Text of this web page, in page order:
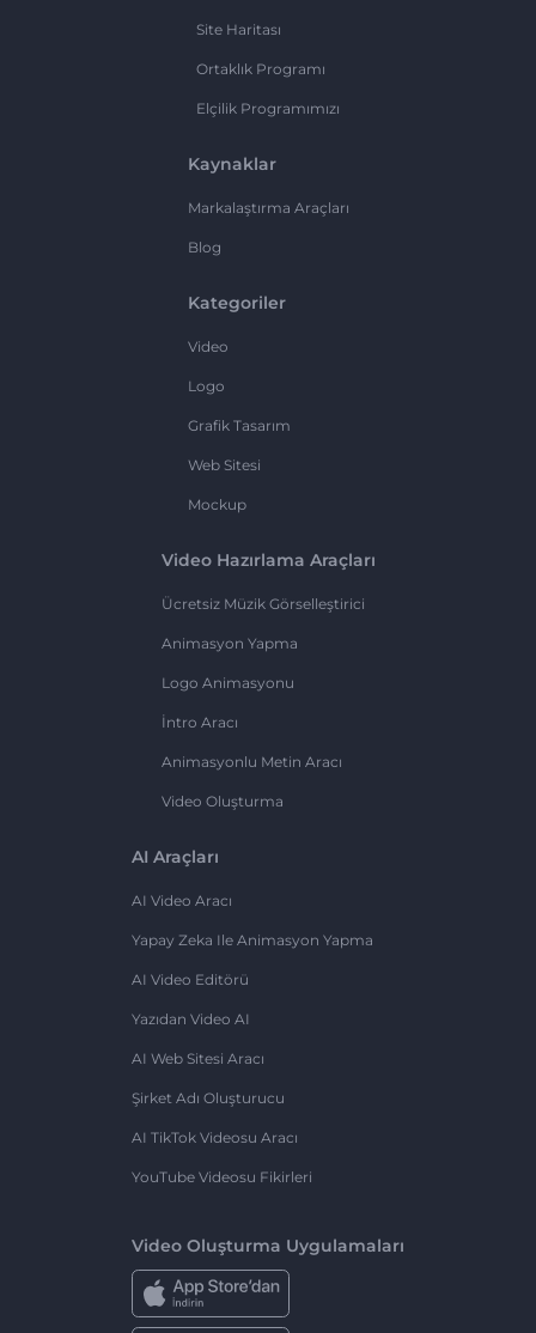
Site Haritası
Ortaklık Programı
Elçilik Programımızı
Kaynaklar
Markalaştırma Araçları
Blog
Kategoriler
Video
Logo
Grafik Tasarım
Web Sitesi
Mockup
Video Hazırlama Araçları
Ücretsiz Müzik Görselleştirici
Animasyon Yapma
Logo Animasyonu
İntro Aracı
Animasyonlu Metin Aracı
Video Oluşturma
AI Araçları
AI Video Aracı
Yapay Zeka Ile Animasyon Yapma
AI Video Editörü
Yazıdan Video AI
AI Web Sitesi Aracı
Şirket Adı Oluşturucu
AI TikTok Videosu Aracı
YouTube Videosu Fikirleri
Video Oluşturma Uygulamaları